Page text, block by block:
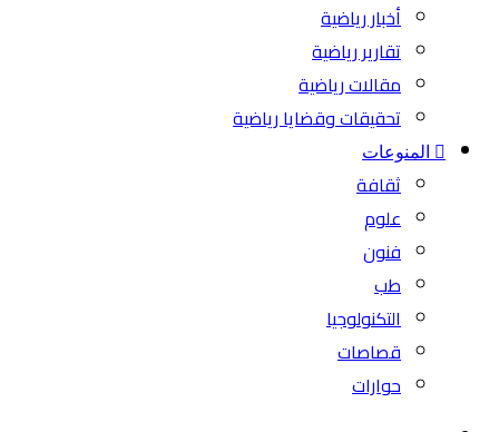
أخبار رياضية
تقارير رياضية
مقالات رياضية
تحقيقات وقضايا رياضية
المنوعات
ثقافة
علوم
فنون
طب
التكنولوجيا
قصاصات
حوارات